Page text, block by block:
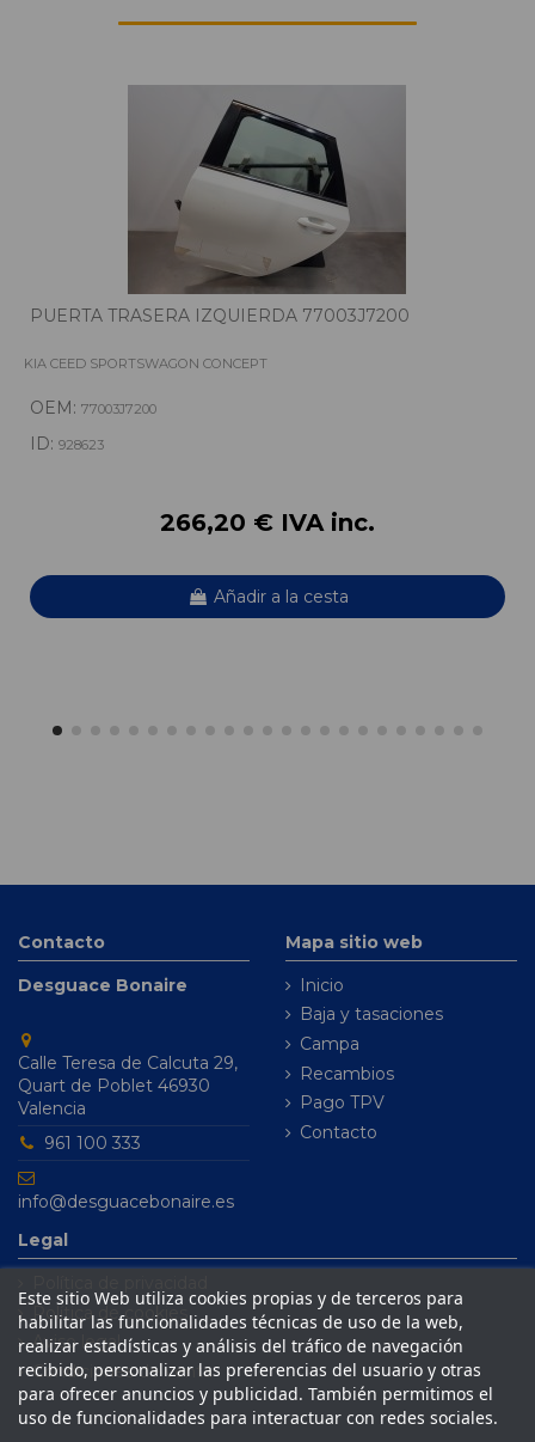
PUERTA TRASERA IZQUIERDA 77003J7200
KIA CEED SPORTSWAGON CONCEPT
OEM: 77003J7200
ID: 928623
266,20 € IVA inc.
Añadir a la cesta
Contacto
Desguace Bonaire
Calle Teresa de Calcuta 29,
Quart de Poblet 46930
Valencia
961 100 333
info@desguacebonaire.es
Mapa sitio web
Inicio
Baja y tasaciones
Campa
Recambios
Pago TPV
Contacto
Legal
Política de cookies
Aviso legal
Condiciones de venta
Este sitio Web utiliza cookies propias y de terceros para
habilitar las funcionalidades técnicas de uso de la web,
realizar estadísticas y análisis del tráfico de navegación
recibido, personalizar las preferencias del usuario y otras
para ofrecer anuncios y publicidad. También permitimos el
uso de funcionalidades para interactuar con redes sociales.